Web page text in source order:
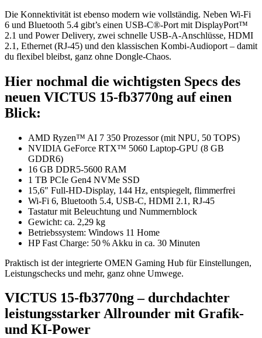
Die Konnektivität ist ebenso modern wie vollständig. Neben Wi-Fi
6 und Bluetooth 5.4 gibt’s einen USB-C®-Port mit DisplayPort™
2.1 und Power Delivery, zwei schnelle USB-A-Anschlüsse, HDMI
2.1, Ethernet (RJ-45) und den klassischen Kombi-Audioport – damit
du flexibel bleibst, ganz ohne Dongle-Chaos.
Hier nochmal die wichtigsten Specs des
neuen VICTUS 15-fb3770ng auf einen
Blick:
AMD Ryzen™ AI 7 350 Prozessor (mit NPU, 50 TOPS)
NVIDIA GeForce RTX™ 5060 Laptop-GPU (8 GB
GDDR6)
16 GB DDR5-5600 RAM
1 TB PCIe Gen4 NVMe SSD
15,6″ Full-HD-Display, 144 Hz, entspiegelt, flimmerfrei
Wi-Fi 6, Bluetooth 5.4, USB-C, HDMI 2.1, RJ-45
Tastatur mit Beleuchtung und Nummernblock
Gewicht: ca. 2,29 kg
Betriebssystem: Windows 11 Home
HP Fast Charge: 50 % Akku in ca. 30 Minuten
Praktisch ist der integrierte OMEN Gaming Hub für Einstellungen,
Leistungschecks und mehr, ganz ohne Umwege.
VICTUS 15-fb3770ng – durchdachter
leistungsstarker Allrounder mit Grafik-
und KI-Power